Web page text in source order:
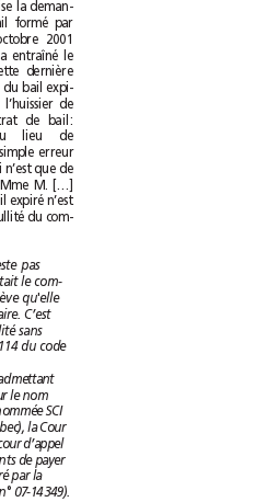
29décembre 1986 […] qu’il vise la deman-
de de renouvellement de bail formé par
acte extrajudiciaire du 10 octobre 2001
pour le 31juillet 2002 et qui a entraîné le
renouvellement du bail à cette dernière
date aux clauses et conditions du bail expi-
ré, que l’erreur commise par l’huissier de
justice sur la date du contrat de bail:
29décembre “2006” au lieu de
29décembre “1986” est une simple erreur
matérielle, une irrégularité qui n’est que de
que l’erreur de date pour le bail expiré n’est
pas de nature à entraîner la nullité du com-
L’arrêt ne conteste pas
l’irrégularité de date qui affectait le com-
mandement de payer mais relève qu'elle
ne cause pas de grief au locataire. C’est
appliquer la règle “pas de nullité sans
grief” qui se trouve à l’article 114 du code
Dans un autre exemple d’arrêt admettant
une erreur matérielle portant sur le nom
d’une personne morale (SCI dénommée SCI
Robec-Amiens et non SCI du Robec), la Cour
de cassation a pu approuver la cour d’appel
d’avoir validé les commandements de payer
visant la clause résolutoire délivré par la
, 24juin 2008, n°07-14349).